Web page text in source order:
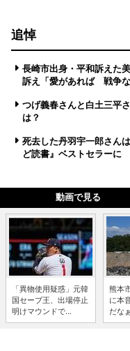
追悼
長崎市出身・平和訴えた
訴え「愛があれば 戦争な
つげ義春さんと白土三平
は？
死去した丹羽宇一郎さん
ど読書』ベストセラーに
動画で見る
「異物使用疑惑」元韓
国セーブ王、出場停止
明けマウンドで...
熊本
に本
だな